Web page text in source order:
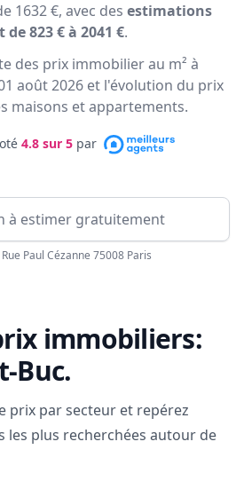
1632 €, avec des estimations
823 € à 2041 €.
des prix immobilier au m² à
août 2026 et l'évolution du prix
maisons et appartements.
4.8 sur 5 par
Paul Cézanne 75008 Paris
immobiliers:
Buc.
prix par secteur et repérez
les plus recherchées autour de